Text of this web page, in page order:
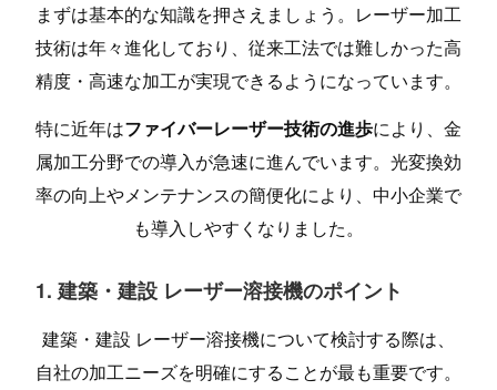
まずは基本的な知識を押さえましょう。レーザー加工
技術は年々進化しており、従来工法では難しかった高
精度・高速な加工が実現できるようになっています。
特に近年はファイバーレーザー技術の進歩により、金
属加工分野での導入が急速に進んでいます。光変換効
率の向上やメンテナンスの簡便化により、中小企業で
も導入しやすくなりました。
1. 建築・建設 レーザー溶接機のポイント
建築・建設 レーザー溶接機について検討する際は、
自社の加工ニーズを明確にすることが最も重要です。